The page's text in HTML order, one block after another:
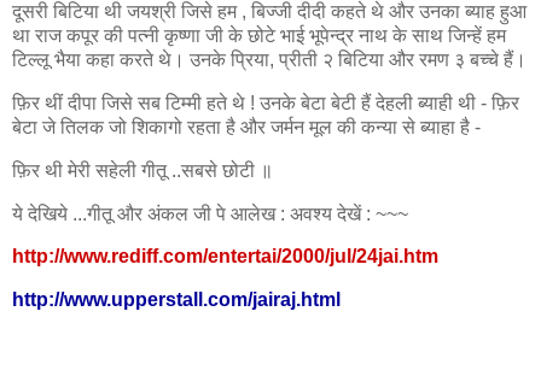
दूसरी बिटिया थी जयश्री जिसे हम , बिज्जी दीदी कहते थे और उनका ब्याह हुआ
था राज कपूर की पत्नी कृष्णा जी के छोटे भाई भूपेन्द्र नाथ के साथ जिन्हें हम
टिल्लू भैया कहा करते थे। उनके प्रिया, प्रीती २ बिटिया और रमण ३ बच्चे हैं।
फ़िर थीं दीपा जिसे सब टिम्मी हते थे ! उनके बेटा बेटी हैं देहली ब्याही थी - फ़िर
बेटा जे तिलक जो शिकागो रहता है और जर्मन मूल की कन्या से ब्याहा है -
फ़िर थी मेरी सहेली गीतू ..सबसे छोटी ॥
ये देखिये ...गीतू और अंकल जी पे आलेख : अवश्य देखें : ~~~
http://www.rediff.com/entertai/2000/jul/24jai.htm
http://www.upperstall.com/jairaj.html